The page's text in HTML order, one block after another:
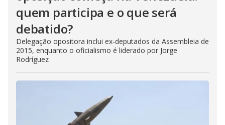
quem participa e o que será
debatido?
Delegação opositora inclui ex-deputados da Assembleia de
2015, enquanto o oficialismo é liderado por Jorge
Rodríguez